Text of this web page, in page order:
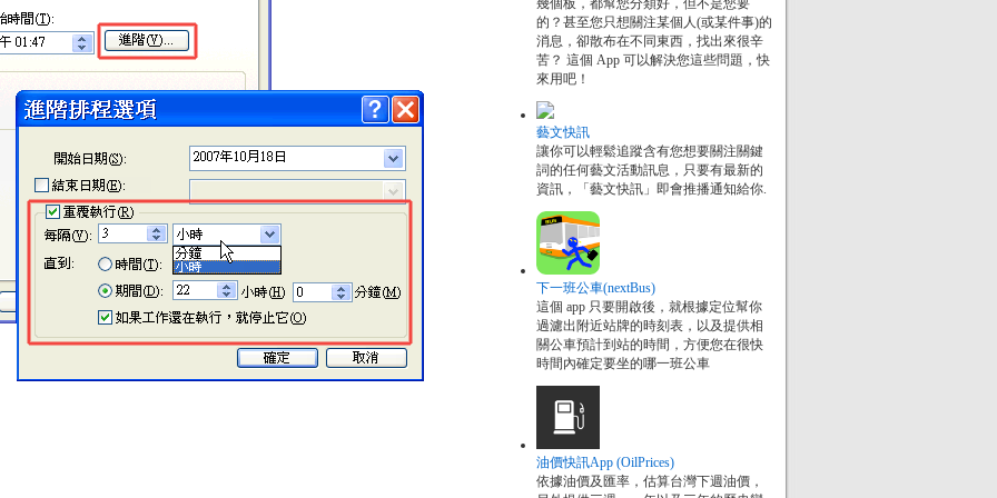
幾個板，都幫您分類好，但不是您要
的？甚至您只想關注某個人(或某件事)的
消息，卻散布在不同東西，找出來很辛
苦？ 這個 App 可以解決您這些問題，快
來用吧！
藝文快訊
讓你可以輕鬆追蹤含有您想要關注關鍵
詞的任何藝文活動訊息，只要有最新的
資訊，「藝文快訊」即會推播通知給你.
下一班公車(nextBus)
這個 app 只要開啟後，就根據定位幫你
過濾出附近站牌的時刻表，以及提供相
關公車預計到站的時間，方便您在很快
時間內確定要坐的哪一班公車
油價快訊App (OilPrices)
依據油價及匯率，估算台灣下週油價，